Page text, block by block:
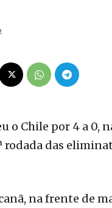
o Chile por 4 a 0,
rodada das
na frente de